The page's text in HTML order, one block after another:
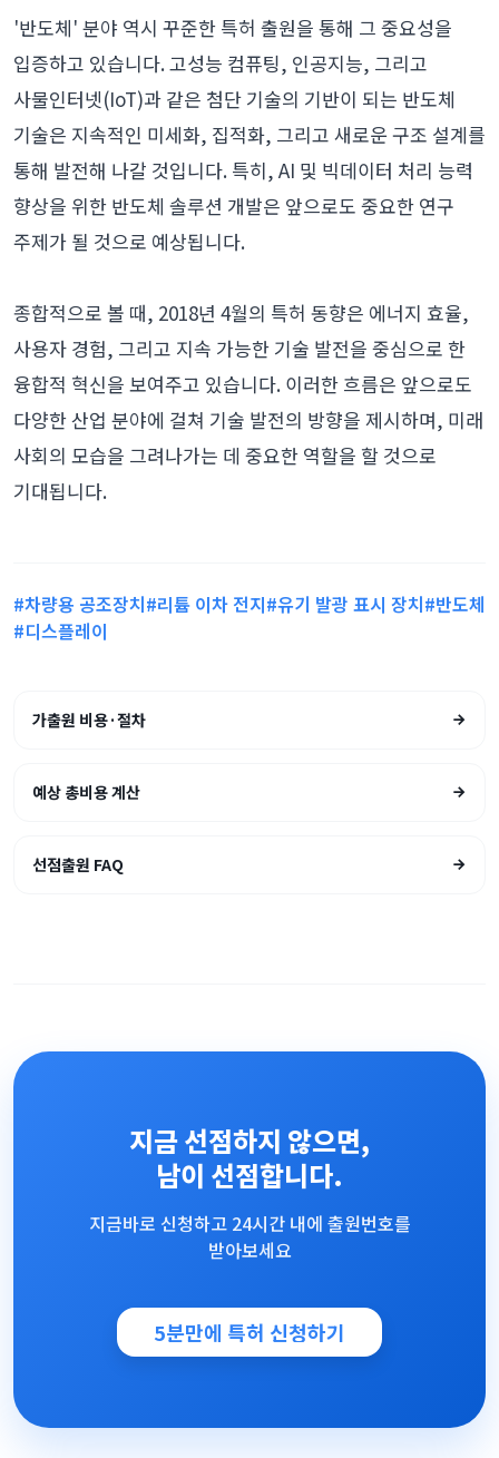
'반도체' 분야 역시 꾸준한 특허 출원을 통해 그 중요성을
입증하고 있습니다. 고성능 컴퓨팅, 인공지능, 그리고
사물인터넷(IoT)과 같은 첨단 기술의 기반이 되는 반도체
기술은 지속적인 미세화, 집적화, 그리고 새로운 구조 설계를
통해 발전해 나갈 것입니다. 특히, AI 및 빅데이터 처리 능력
향상을 위한 반도체 솔루션 개발은 앞으로도 중요한 연구
주제가 될 것으로 예상됩니다.
종합적으로 볼 때, 2018년 4월의 특허 동향은 에너지 효율,
사용자 경험, 그리고 지속 가능한 기술 발전을 중심으로 한
융합적 혁신을 보여주고 있습니다. 이러한 흐름은 앞으로도
다양한 산업 분야에 걸쳐 기술 발전의 방향을 제시하며, 미래
사회의 모습을 그려나가는 데 중요한 역할을 할 것으로
기대됩니다.
#차량용 공조장치#리튬 이차 전지#유기 발광 표시 장치#반도체
#디스플레이
가출원 비용·절차
예상 총비용 계산
선점출원 FAQ
지금 선점하지 않으면,
남이 선점합니다.
지금바로 신청하고 24시간 내에 출원번호를
받아보세요
5분만에 특허 신청하기